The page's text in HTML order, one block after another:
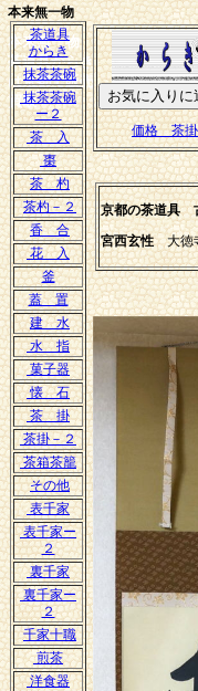
本来無一物
本来無一物
茶道具からき
は京都で販売
買取
茶道具
からき
抹茶茶碗
抹茶茶碗
ー２
茶 入
棗
茶 杓
茶杓－２
香 合
花 入
釜
蓋 置
建 水
水 指
菓子器
懐 石
茶 掛
茶掛－２
茶箱茶籠
その他
表千家
表千家ー
２
裏千家
裏千家ー
２
千家十職
煎茶
洋食器
京都の茶道具
宮西玄性大徳
価格 茶掛